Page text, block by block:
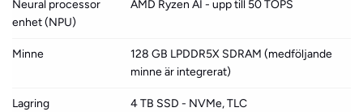
Neural processor
enhet (NPU)
AMD Ryzen AI - upp till 50 TOPS
Minne
128 GB LPDDR5X SDRAM (medföljande
minne är integrerat)
Lagring 4 TB SSD - NVMe, TLC